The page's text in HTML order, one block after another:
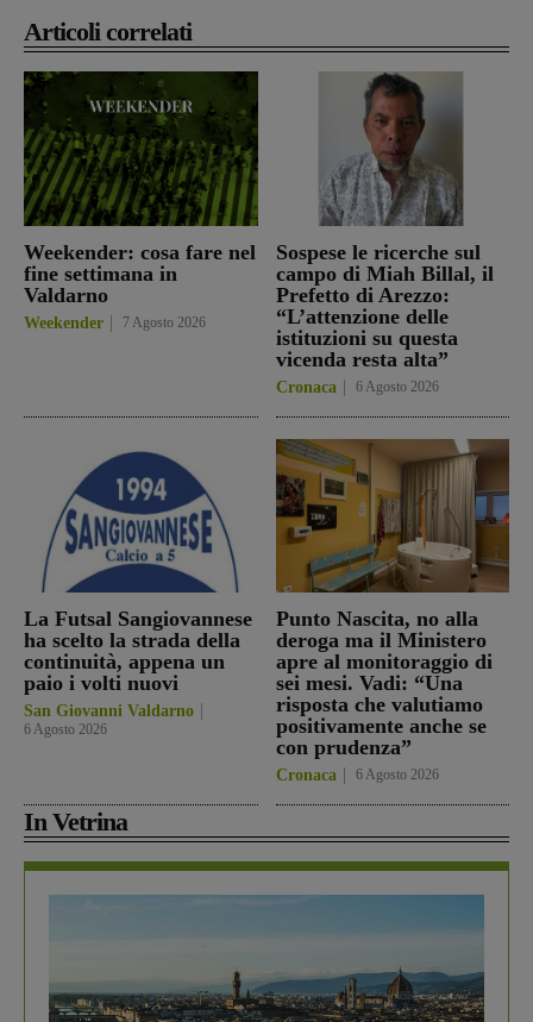
Articoli correlati
Weekender: cosa fare nel
fine settimana in
Valdarno
Weekender 7 Agosto 2026
Sospese le ricerche sul
campo di Miah Billal, il
Prefetto di Arezzo:
“L’attenzione delle
istituzioni su questa
vicenda resta alta”
Cronaca 6 Agosto 2026
La Futsal Sangiovannese
ha scelto la strada della
continuità, appena un
paio i volti nuovi
San Giovanni Valdarno
6 Agosto 2026
Punto Nascita, no alla
deroga ma il Ministero
apre al monitoraggio di
sei mesi. Vadi: “Una
risposta che valutiamo
positivamente anche se
con prudenza”
Cronaca 6 Agosto 2026
In Vetrina